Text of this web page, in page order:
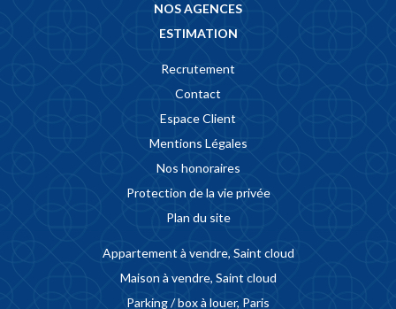
NOS AGENCES
ESTIMATION
Recrutement
Contact
Espace Client
Mentions Légales
Nos honoraires
Protection de la vie privée
Plan du site
Appartement à vendre, Saint cloud
Maison à vendre, Saint cloud
Parking / box à louer, Paris